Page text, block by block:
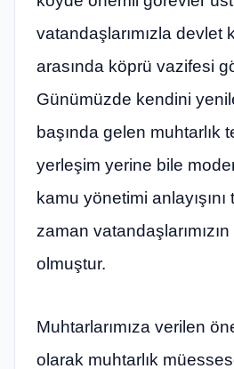
vatandaşlarımızla devlet
arasında köprü vazifesi
Günümüzde kendini
başında gelen muhtarlık
yerleşim yerine bile
kamu yönetimi anlayışını
zaman
olmuştur.
Muhtarlarımıza verilen
olarak muhtarlık